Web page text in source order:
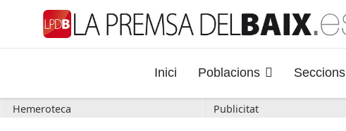
Inici Poblacions Seccions
Hemeroteca Publicitat